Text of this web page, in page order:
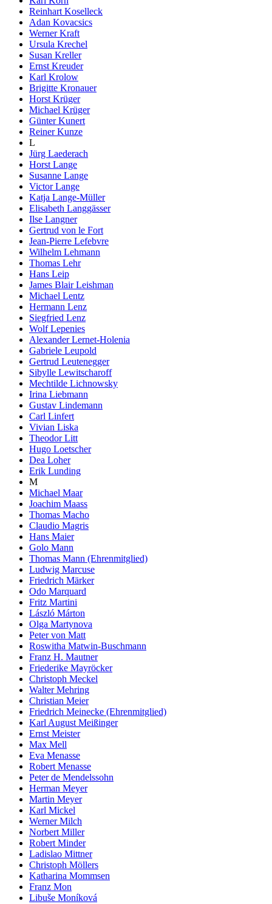
Reinhart Koselleck
Adan Kovacsics
Werner Kraft
Ursula Krechel
Susan Kreller
Ernst Kreuder
Karl Krolow
Brigitte Kronauer
Horst Krüger
Michael Krüger
Günter Kunert
Reiner Kunze
L
Jürg Laederach
Horst Lange
Susanne Lange
Victor Lange
Katja Lange-Müller
Elisabeth Langgässer
Ilse Langner
Gertrud von le Fort
Jean-Pierre Lefebvre
Wilhelm Lehmann
Thomas Lehr
Hans Leip
James Blair Leishman
Michael Lentz
Hermann Lenz
Siegfried Lenz
Wolf Lepenies
Alexander Lernet-Holenia
Gabriele Leupold
Gertrud Leutenegger
Sibylle Lewitscharoff
Mechtilde Lichnowsky
Irina Liebmann
Gustav Lindemann
Carl Linfert
Vivian Liska
Theodor Litt
Hugo Loetscher
Dea Loher
Erik Lunding
M
Michael Maar
Joachim Maass
Thomas Macho
Claudio Magris
Hans Maier
Golo Mann
Thomas Mann (Ehrenmitglied)
Ludwig Marcuse
Friedrich Märker
Odo Marquard
Fritz Martini
László Márton
Olga Martynova
Peter von Matt
Roswitha Matwin-Buschmann
Franz H. Mautner
Friederike Mayröcker
Christoph Meckel
Walter Mehring
Christian Meier
Friedrich Meinecke (Ehrenmitglied)
Karl August Meißinger
Ernst Meister
Max Mell
Eva Menasse
Robert Menasse
Peter de Mendelssohn
Herman Meyer
Martin Meyer
Karl Mickel
Werner Milch
Norbert Miller
Robert Minder
Ladislao Mittner
Christoph Möllers
Katharina Mommsen
Franz Mon
Libuše Moníková